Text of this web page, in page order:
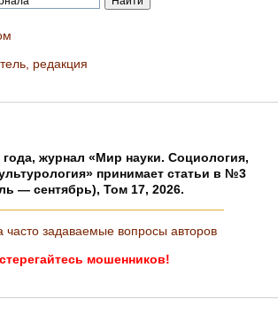
редакция
журнал «Мир науки. Социология,
принимает статьи в №3
— сентябрь), Том 17, 2026.
часто задаваемые вопросы авторов
мошенников!